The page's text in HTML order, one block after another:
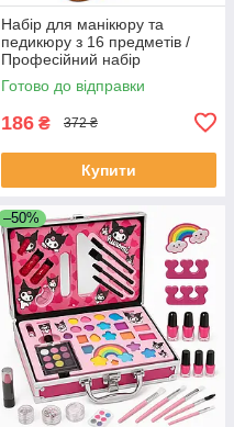
Набір для манікюру та
педикюру з 16 предметів /
Професійний набір
інструментів 16 в 1 з
нержавіючої сталі у футлярі
Готово до відправки
186 ₴ 372 ₴
Купити
–50%